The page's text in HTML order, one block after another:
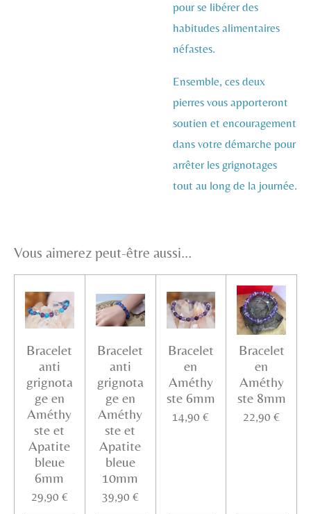
pour se libérer des
habitudes alimentaires
néfastes.
Ensemble, ces deux
pierres vous apporteront
soutien et encouragement
dans votre démarche pour
arrêter les grignotages
tout au long de la journée.
Vous aimerez peut-être aussi...
Bracelet
anti
grignota
ge en
Améthy
ste et
Apatite
bleue
6mm
29,90 €
Bracelet
anti
grignota
ge en
Améthy
ste et
Apatite
bleue
10mm
39,90 €
Bracelet
en
Améthy
ste 6mm
14,90 €
Bracelet
en
Améthy
ste 8mm
22,90 €